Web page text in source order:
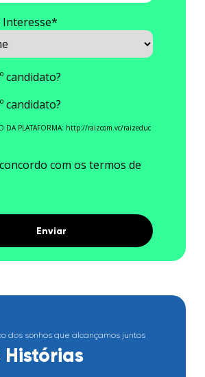
*
candidato?
candidato?
DA PLATAFORMA: http://raizcom.vc/raizeduc
com os termos de
dos sonhos que alcançamos juntos
Histórias